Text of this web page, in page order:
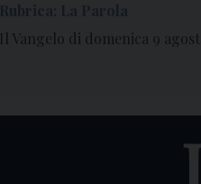
Il Vangelo di domenica 9